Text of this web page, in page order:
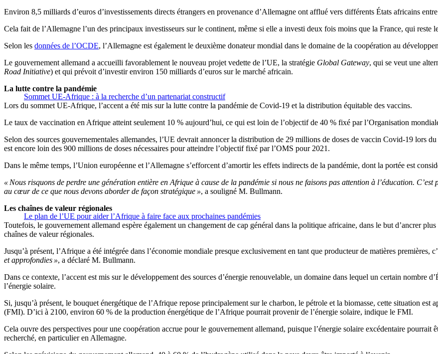
Environ 8,5 milliards d’euros d’investissements directs étrangers en provenance d’Allemagne ont afflué vers différents États africains
Cela fait de l’Allemagne l’un des principaux investisseurs sur le continent, même si elle a investi deux fois moins que la France, qui reste
Selon les données de l’OCDE, l’Allemagne est également le deuxième donateur mondial dans le domaine de la coopération au
Le gouvernement allemand a accueilli favorablement le nouveau projet vedette de l’UE, la stratégie Global Gateway, qui se veut une
Road Initiative) et qui prévoit d’investir environ 150 milliards d’euros sur le marché africain.
Sommet UE-Afrique : à la recherche d’un partenariat constructif
La lutte contre la pandémie
Lors du sommet UE-Afrique, l’accent a été mis sur la lutte contre la pandémie de Covid-19 et la distribution équitable des vaccins.
Le taux de vaccination en Afrique atteint seulement 10 % aujourd’hui, ce qui est loin de l’objectif de 40 % fixé par l’Organisation
Selon des sources gouvernementales allemandes, l’UE devrait annoncer la distribution de 29 millions de doses de vaccin Covid-19 lors
est encore loin des 900 millions de doses nécessaires pour atteindre l’objectif fixé par l’OMS pour 2021.
Dans le même temps, l’Union européenne et l’Allemagne s’efforcent d’amortir les effets indirects de la pandémie, dont la portée est
« Nous risquons de perdre une génération entière en Afrique à cause de la pandémie si nous ne faisons pas attention à l’éducation.
au cœur de ce que nous devons aborder de façon stratégique », a souligné M. Bullmann.
Le plan de l’UE pour aider l’Afrique à faire face aux prochaines pandémies
Les chaînes de valeur régionales
Toutefois, le gouvernement allemand espère également un changement de cap général dans la politique africaine, dans le but d’ancrer
chaînes de valeur régionales.
Jusqu’à présent, l’Afrique a été intégrée dans l’économie mondiale presque exclusivement en tant que producteur de matières premières,
et approfondies », a déclaré M. Bullmann.
Dans ce contexte, l’accent est mis sur le développement des sources d’énergie renouvelable, un domaine dans lequel un certain nombre
l’énergie solaire.
Si, jusqu’à présent, le bouquet énergétique de l’Afrique repose principalement sur le charbon, le pétrole et la biomasse, cette situation est
(FMI). D’ici à 2100, environ 60 % de la production énergétique de l’Afrique pourrait provenir de l’énergie solaire, indique le FMI.
Cela ouvre des perspectives pour une coopération accrue pour le gouvernement allemand, puisque l’énergie solaire excédentaire
recherché, en particulier en Allemagne.